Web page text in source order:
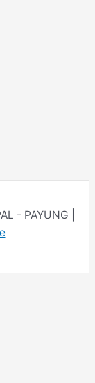
- PAYUNG |